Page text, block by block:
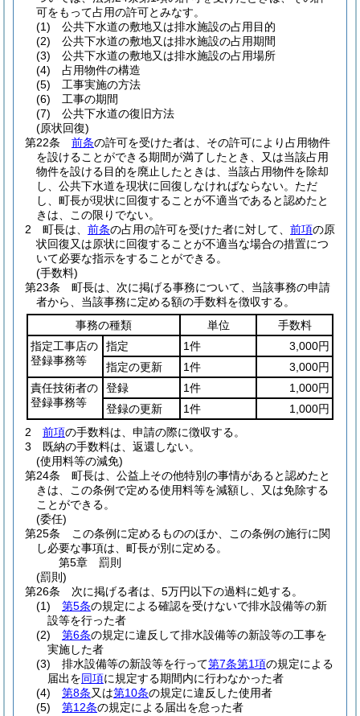
可をもって占用の許可とみなす。
(1)
公共下水道の敷地又は排水施設の占用目的
(2)
公共下水道の敷地又は排水施設の占用期間
(3)
公共下水道の敷地又は排水施設の占用場所
(4)
占用物件の構造
(5)
工事実施の方法
(6)
工事の期間
(7)
公共下水道の復旧方法
(原状回復)
第22条
前条の許可を受けた者は、その許可により占用物件
を設けることができる期間が満了したとき、又は当該占用
物件を設ける目的を廃止したときは、当該占用物件を除却
し、公共下水道を現状に回復しなければならない。 ただ
し、町長が現状に回復することが不適当であると認めたと
きは、この限りでない。
2
町長は、 前条の占用の許可を受けた者に対して、 前項の原
状回復又は原状に回復することが不適当な場合の措置につ
いて必要な指示をすることができる。
(手数料)
第23条
町長は、次に掲げる事務について、当該事務の申請
者から、当該事務に定める額の手数料を徴収する。
事務の種類
単位
手数料
指定工事店の
登録事務等
指定 1件
3,000円
指定の更新
1件
3,000円
責任技術者の
登録事務等
登録 1件
1,000円
登録の更新
1件
1,000円
2
前項の手数料は、申請の際に徴収する。
3
既納の手数料は、返還しない。
(使用料等の減免)
第24条
町長は、公益上その他特別の事情があると認めたと
きは、この条例で定める使用料等を減額し、又は免除する
ことができる。
(委任)
第25条
この条例に定めるもののほか、この条例の施行に関
し必要な事項は、町長が別に定める。
第5章
罰則
(罰則)
第26条
次に掲げる者は、5万円以下の過料に処する。
(1)
第5条の規定による確認を受けないで排水設備等の新
設等を行った者
(2)
第6条の規定に違反して排水設備等の新設等の工事を
実施した者
(3)
排水設備等の新設等を行って第7条第1項の規定による
届出を同項に規定する期間内に行わなかった者
(4)
第8条又は第10条の規定に違反した使用者
(5)
第12条の規定による届出を怠った者